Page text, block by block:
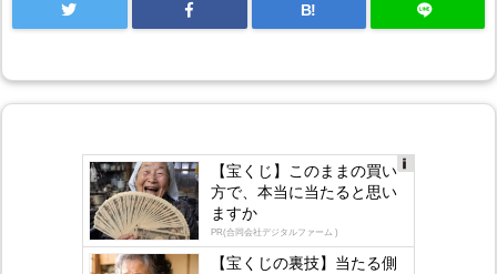
B!
gly
【宝くじ】このままの買い
方で、本当に当たると思い
ますか
PR(合同会社デジタルファーム )
【宝くじの裏技】当たる側